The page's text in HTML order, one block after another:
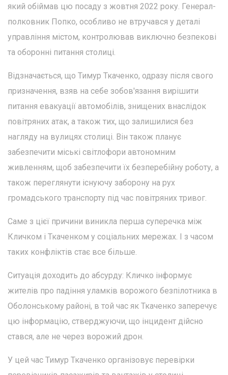
який обіймав цю посаду з жовтня 2022 року. Генерал-
полковник Попко, особливо не втручався у деталі
управління містом, контролював виключно безпекові
та оборонні питання столиці.
Відзначається, що Тимур Ткаченко, одразу після свого
призначення, взяв на себе зобов'язання вирішити
питання евакуації автомобілів, знищених внаслідок
повітряних атак, а також тих, що залишилися без
нагляду на вулицях столиці. Він також планує
забезпечити міські світлофори автономним
живленням, щоб забезпечити їх безперебійну роботу, а
також переглянути існуючу заборону на рух
громадського транспорту під час повітряних тривог.
Саме з цієї причини виникла перша суперечка між
Кличком і Ткаченком у соціальних мережах. І з часом
таких конфліктів стає все більше.
Ситуація доходить до абсурду: Кличко інформує
жителів про падіння уламків ворожого безпілотника в
Оболонському районі, в той час як Ткаченко заперечує
цю інформацію, стверджуючи, що інцидент дійсно
стався, але не через ворожий дрон.
У цей час Тимур Ткаченко організовує перевірки